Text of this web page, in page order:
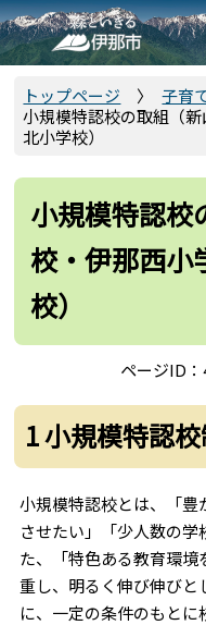
こ
の
ペ
先
トップページ 子育
小規模特認校の取組（
北小学校）
小規模特認校
校・伊那西小
校）
ページID
1 小規模特認
小規模特認校とは、「豊
させたい」「少人数の
た、「特色ある教育環
重し、明るく伸び伸び
に、一定の条件のもと